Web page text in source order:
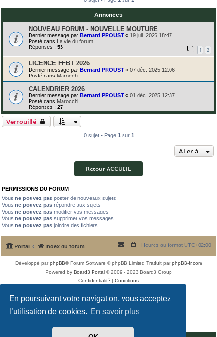
En poursuivant votre navigation, vous acceptez
l’utilisation de cookies. En savoir plus
Annonces
NOUVEAU FORUM - NOUVELLE MOUTURE
Dernier message par Bernard PROUST « 19 juil. 2026 18:47
Posté dans La vie du forum
Réponses : 53 1 2
LICENCE FFBT 2026
Dernier message par Bernard PROUST « 07 déc. 2025 12:06
Posté dans Marocchi
CALENDRIER 2026
Dernier message par Bernard PROUST « 01 déc. 2025 12:37
Posté dans Marocchi
Réponses : 27
Verrouillé
0 sujet • Page 1 sur 1
Aller à
Retour ACCUEIL
PERMISSIONS DU FORUM
Vous ne pouvez pas poster de nouveaux sujets
Vous ne pouvez pas répondre aux sujets
Vous ne pouvez pas modifier vos messages
Vous ne pouvez pas supprimer vos messages
Vous ne pouvez pas joindre des fichiers
Portal Index du forum Heures au format UTC+02:00
Développé parphpBB® Forum Software © phpBB Limited Traduit parphpBB-fr.com
Powered by Board3 Portal© 2009 - 2023 Board3 Group
Confidentialité | Conditions